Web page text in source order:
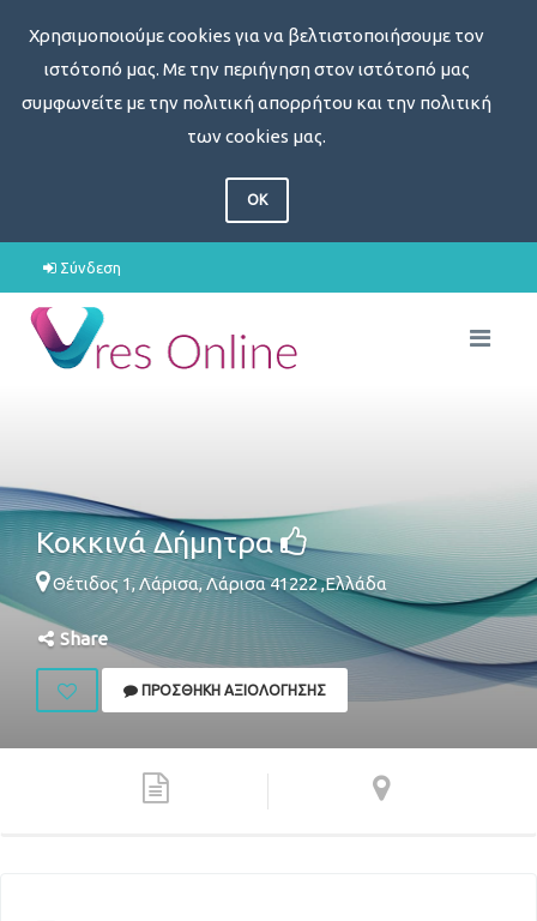
Χρησιμοποιούμε cookies για να βελτιστοποιήσουμε τον
ιστότοπό μας. Με την περιήγηση στον ιστότοπό μας
συμφωνείτε με την πολιτική απορρήτου και την πολιτική
των cookies μας.
OK
Σύνδεση
Κοκκινά Δήμητρα
Θέτιδος 1,Λάρισα,Λάρισα41222,Ελλάδα
Share
ΠΡΟΣΘΉΚΗ ΑΞΙΟΛΌΓΗΣΗΣ